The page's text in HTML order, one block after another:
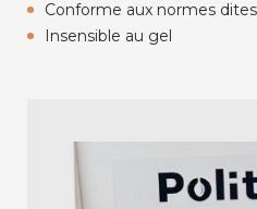
Conforme aux normes
Insensible au gel